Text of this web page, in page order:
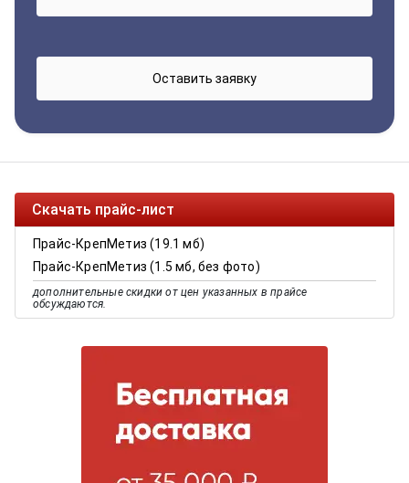
Скачать прайс-лист
Прайс-КрепМетиз (19.1 мб)
Прайс-КрепМетиз (1.5 мб, без фото)
дополнительные скидки от цен указанных в прайсе
обсуждаются.